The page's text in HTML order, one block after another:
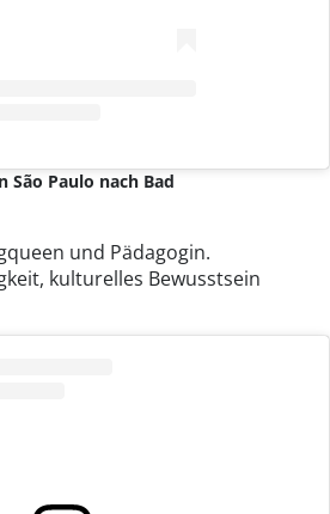
São Paulo nach Bad
und Pädagogin.
kulturelles Bewusstsein